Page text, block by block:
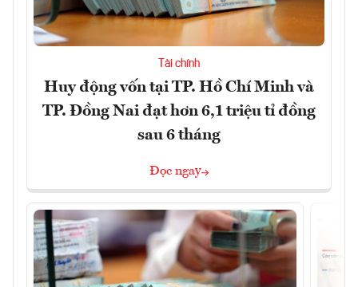
Tài chính
Huy động vốn tại TP. Hồ Chí Minh và
TP. Đồng Nai đạt hơn 6,1 triệu tỉ đồng
sau 6 tháng
Đọc ngay